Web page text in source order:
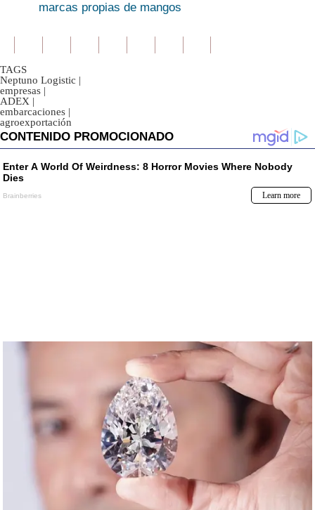
marcas propias de mangos
TAGS
Neptuno Logistic |
empresas |
ADEX |
embarcaciones |
agroexportación